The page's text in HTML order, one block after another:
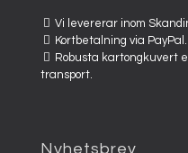
Vi levererar inom
Kortbetalning via PayPal.
Robusta kartongkuvert
transport.
Nyhetsbrev